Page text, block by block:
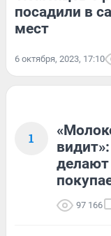
посадили в
мест
6 октября, 2023, 17:10
1
97 166